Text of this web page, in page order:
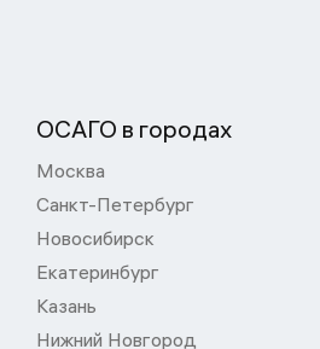
ОСАГО в городах
Москва
Санкт-Петербург
Новосибирск
Екатеринбург
Казань
Нижний Новгород